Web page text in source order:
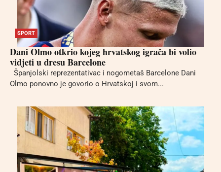
SPORT
Dani Olmo otkrio kojeg hrvatskog igrača bi volio
vidjeti u dresu Barcelone
Španjolski reprezentativac i nogometaš Barcelone Dani
Olmo ponovno je govorio o Hrvatskoj i svom...